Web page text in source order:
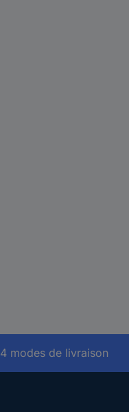
4 modes de livraison